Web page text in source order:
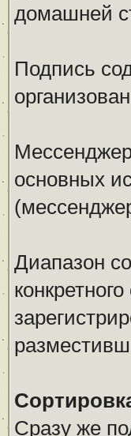
домашней
Подпись
основных
Диапазон
Сразу же